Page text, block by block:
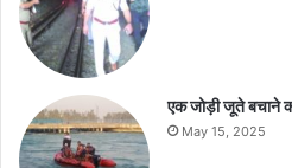
एक जोड़ी जूते बचाने
May 15, 2025